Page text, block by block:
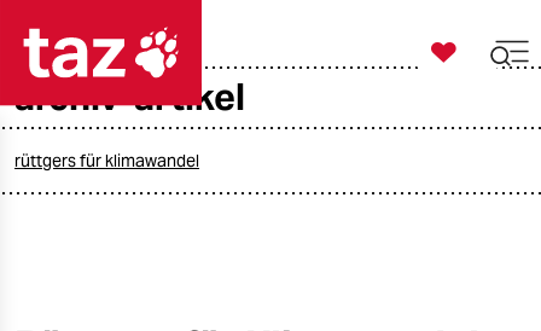

taz zahl ich
archiv-artikel
rüttgers für klimawandel